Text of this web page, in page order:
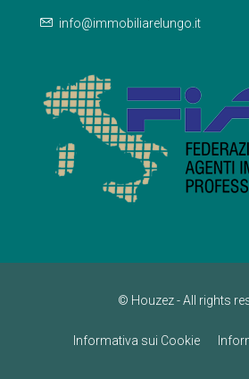
info@immobiliarelungo.it
© Houzez - All rights
Informativa sui Cookie